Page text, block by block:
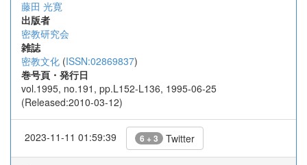
藤田 光寛
出版者
密教研究会
雑誌
密教文化 (ISSN:02869837)
巻号頁・発行日
vol.1995, no.191, pp.L152-L136, 1995-06-25
(Released:2010-03-12)
2023-11-11 01:59:39 6 + 3 Twitter